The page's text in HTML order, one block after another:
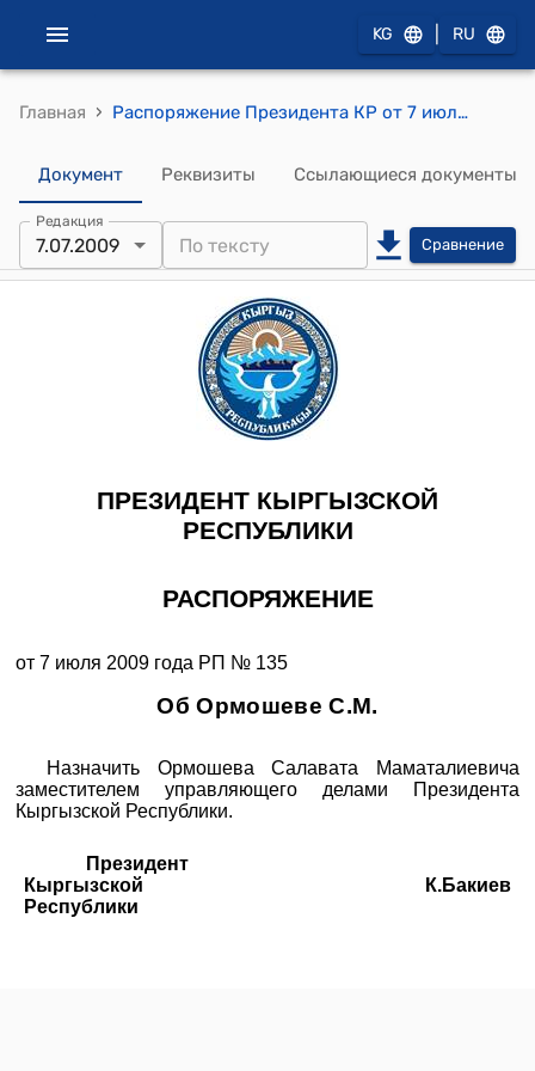
KG RU
Главная › Распоряжение Президента КР от 7 июля 2009 года РП № 135 "Об Ормошеве С.М."
Документ Реквизиты Ссылающиеся документы
Редакция
7.07.2009 Сравнение